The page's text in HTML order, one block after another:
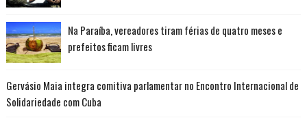
Na Paraíba, vereadores tiram férias de quatro meses e
prefeitos ficam livres
Gervásio Maia integra comitiva parlamentar no Encontro Internacional de
Solidariedade com Cuba